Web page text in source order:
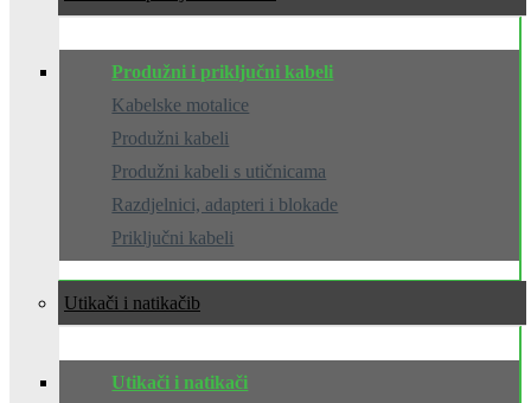
Produžni i priključni kabeli
Kabelske motalice
Produžni kabeli
Produžni kabeli s utičnicama
Razdjelnici, adapteri i blokade
Priključni kabeli
Utikači i natikači
Utikači i natikači